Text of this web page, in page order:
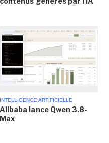
INTELLIGENCE ARTIFICIELLE
Alibaba lance Qwen 3.8-
Max